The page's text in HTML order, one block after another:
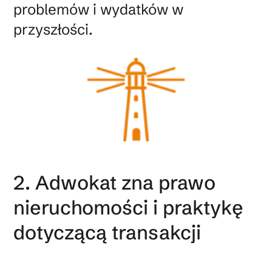
problemów i wydatków w
przyszłości.
2. Adwokat zna prawo
nieruchomości i praktykę
dotyczącą transakcji